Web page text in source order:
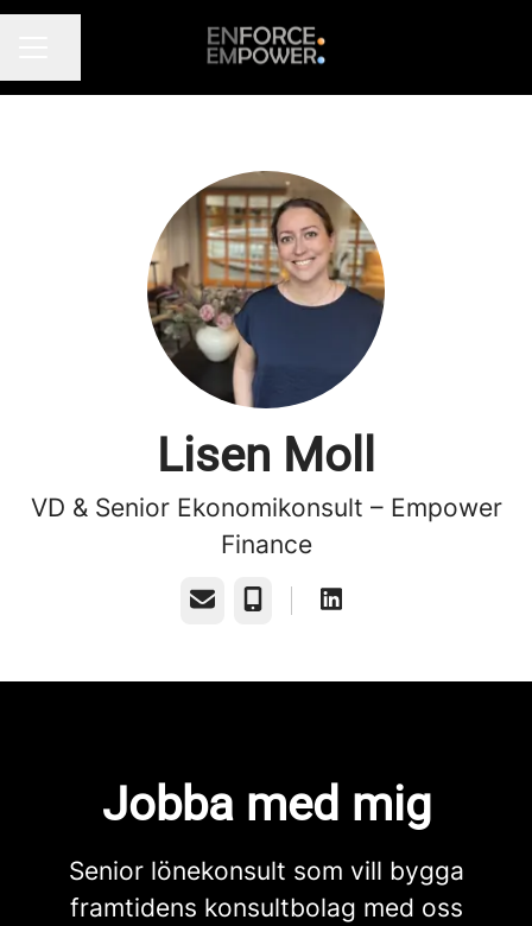
Lisen Moll
VD & Senior Ekonomikonsult – Empower
Finance
E-postTelefon
Jobba med mig
Senior lönekonsult som vill bygga
framtidens konsultbolag med oss